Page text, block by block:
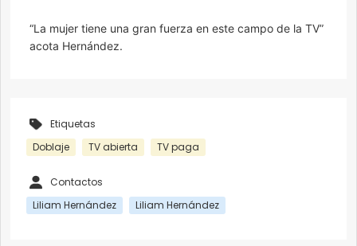
“La mujer tiene una gran fuerza en este campo de la TV”
acota Hernández.
Etiquetas
Doblaje
TV abierta TV paga
Contactos
Liliam Hernández
Liliam Hernández